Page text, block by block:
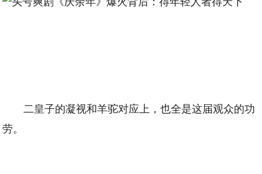
二皇子的凝视和羊驼对应上，也全是这届观众的功
劳。